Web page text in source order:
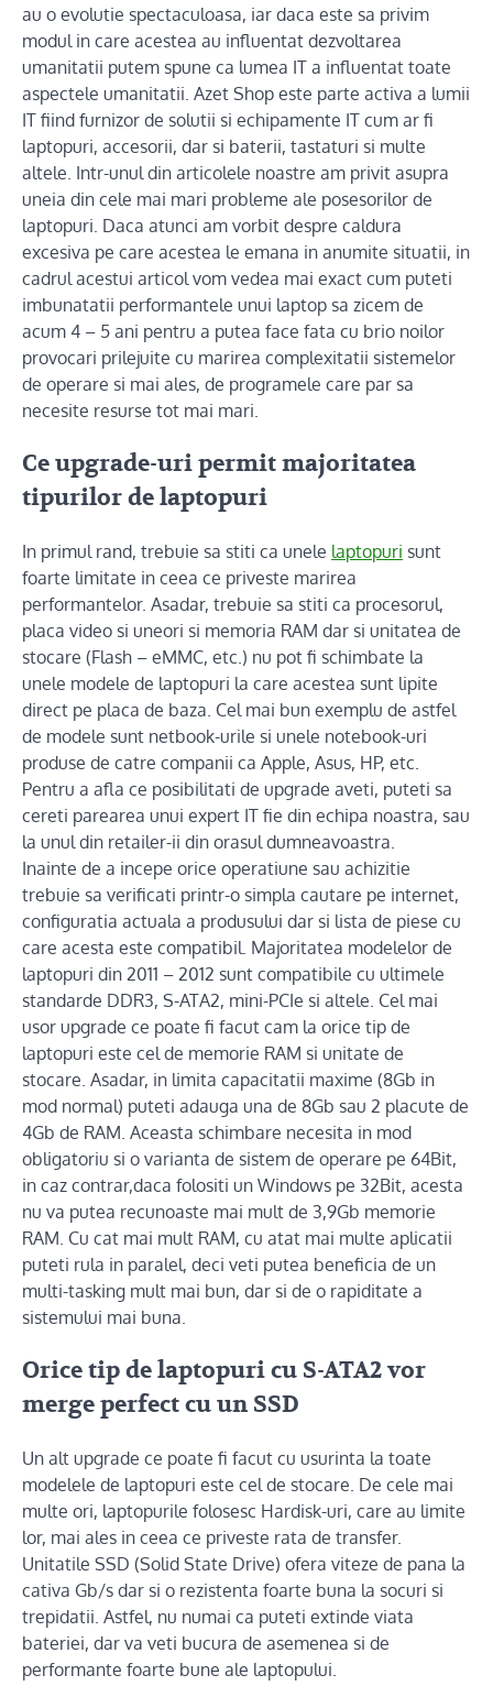
au o evolutie spectaculoasa, iar daca este sa privim
modul in care acestea au influentat dezvoltarea
umanitatii putem spune ca lumea IT a influentat toate
aspectele umanitatii. Azet Shop este parte activa a lumii
IT fiind furnizor de solutii si echipamente IT cum ar fi
laptopuri, accesorii, dar si baterii, tastaturi si multe
altele. Intr-unul din articolele noastre am privit asupra
uneia din cele mai mari probleme ale posesorilor de
laptopuri. Daca atunci am vorbit despre caldura
excesiva pe care acestea le emana in anumite situatii, in
cadrul acestui articol vom vedea mai exact cum puteti
imbunatatii performantele unui laptop sa zicem de
acum 4 – 5 ani pentru a putea face fata cu brio noilor
provocari prilejuite cu marirea complexitatii sistemelor
de operare si mai ales, de programele care par sa
necesite resurse tot mai mari.
Ce upgrade-uri permit majoritatea
tipurilor de laptopuri
In primul rand, trebuie sa stiti ca unele laptopuri sunt
foarte limitate in ceea ce priveste marirea
performantelor. Asadar, trebuie sa stiti ca procesorul,
placa video si uneori si memoria RAM dar si unitatea de
stocare (Flash – eMMC, etc.) nu pot fi schimbate la
unele modele de laptopuri la care acestea sunt lipite
direct pe placa de baza. Cel mai bun exemplu de astfel
de modele sunt netbook-urile si unele notebook-uri
produse de catre companii ca Apple, Asus, HP, etc.
Pentru a afla ce posibilitati de upgrade aveti, puteti sa
cereti parearea unui expert IT fie din echipa noastra, sau
la unul din retailer-ii din orasul dumneavoastra.
Inainte de a incepe orice operatiune sau achizitie
trebuie sa verificati printr-o simpla cautare pe internet,
configuratia actuala a produsului dar si lista de piese cu
care acesta este compatibil. Majoritatea modelelor de
laptopuri din 2011 – 2012 sunt compatibile cu ultimele
standarde DDR3, S-ATA2, mini-PCIe si altele. Cel mai
usor upgrade ce poate fi facut cam la orice tip de
laptopuri este cel de memorie RAM si unitate de
stocare. Asadar, in limita capacitatii maxime (8Gb in
mod normal) puteti adauga una de 8Gb sau 2 placute de
4Gb de RAM. Aceasta schimbare necesita in mod
obligatoriu si o varianta de sistem de operare pe 64Bit,
in caz contrar,daca folositi un Windows pe 32Bit, acesta
nu va putea recunoaste mai mult de 3,9Gb memorie
RAM. Cu cat mai mult RAM, cu atat mai multe aplicatii
puteti rula in paralel, deci veti putea beneficia de un
multi-tasking mult mai bun, dar si de o rapiditate a
sistemului mai buna.
Orice tip de laptopuri cu S-ATA2 vor
merge perfect cu un SSD
Un alt upgrade ce poate fi facut cu usurinta la toate
modelele de laptopuri este cel de stocare. De cele mai
multe ori, laptopurile folosesc Hardisk-uri, care au limite
lor, mai ales in ceea ce priveste rata de transfer.
Unitatile SSD (Solid State Drive) ofera viteze de pana la
cativa Gb/s dar si o rezistenta foarte buna la socuri si
trepidatii. Astfel, nu numai ca puteti extinde viata
bateriei, dar va veti bucura de asemenea si de
performante foarte bune ale laptopului.